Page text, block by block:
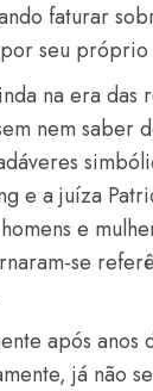
faturar
seu próprio
na era das
nem saber
e a juíza
e
se
após anos
já não